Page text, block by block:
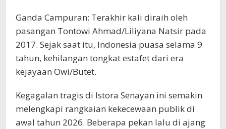
​Ganda Campuran: Terakhir kali diraih oleh
pasangan Tontowi Ahmad/Liliyana Natsir pada
2017. Sejak saat itu, Indonesia puasa selama 9
tahun, kehilangan tongkat estafet dari era
kejayaan Owi/Butet.
​Kegagalan tragis di Istora Senayan ini semakin
melengkapi rangkaian kekecewaan publik di
awal tahun 2026. Beberapa pekan lalu di ajang